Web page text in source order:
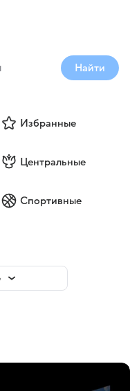
Найти
Избранные
Центральные
Спортивные